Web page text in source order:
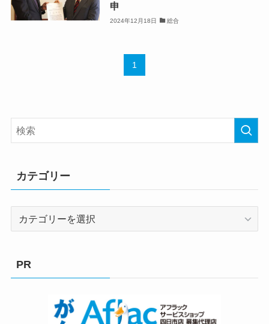
申
2024年12月18日 総合
1
カテゴリー
PR